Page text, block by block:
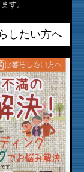
す。
したい方へ